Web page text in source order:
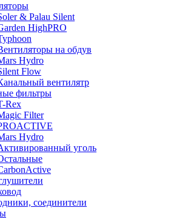
& Palau Silent
HighPRO
на обдув
Hydro
Flow
вентилятр
фильтры
Rex
Filter
Hydro
уголь
соединители